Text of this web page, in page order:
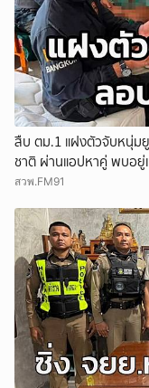
สืบ ตม.1 แฝงตัวจับหนุ่ม
ชาติ ผ่านแอปหาคู่ พบอ
สวพ.FM91